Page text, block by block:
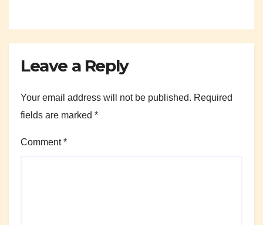
Leave a Reply
Your email address will not be published. Required
fields are marked *
Comment*